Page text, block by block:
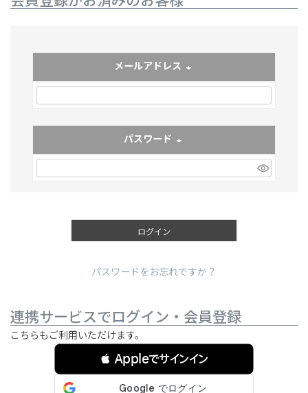
メールアドレス
(必須)
パスワード
(必須)
ログイン
パスワードをお忘れですか？
連携サービスでログイン・会員登録
こちらもご利用いただけます。
 Appleでサインイン